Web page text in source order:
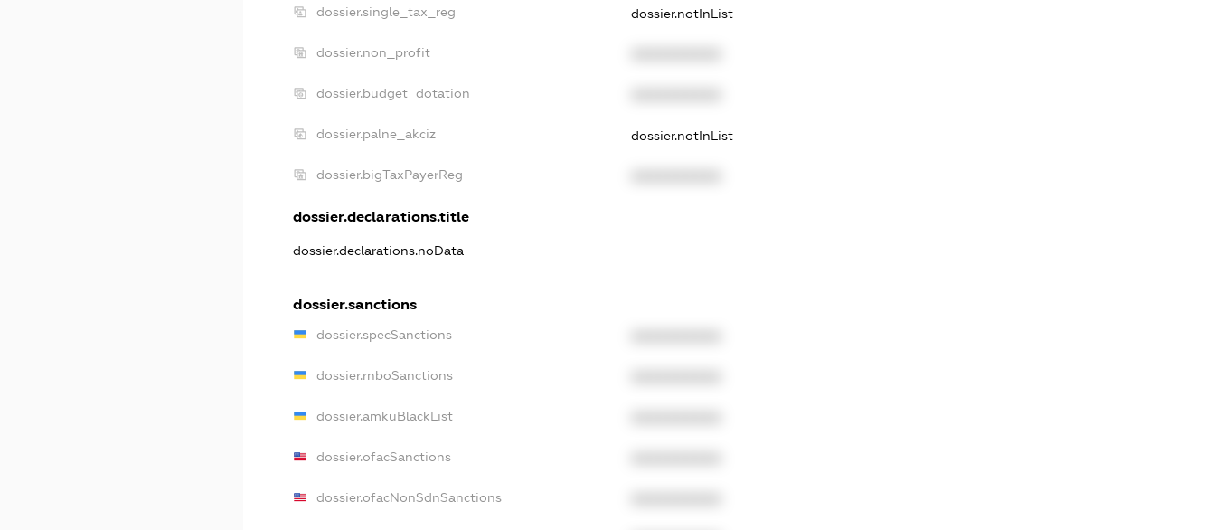
dossier.single_tax_reg dossier.notInList
dossier.non_profit
dossier.budget_dotation
dossier.palne_akciz dossier.notInList
dossier.bigTaxPayerReg
dossier.declarations.title
dossier.declarations.noData
dossier.sanctions
dossier.specSanctions
dossier.rnboSanctions
dossier.amkuBlackList
dossier.ofacSanctions
dossier.ofacNonSdnSanctions